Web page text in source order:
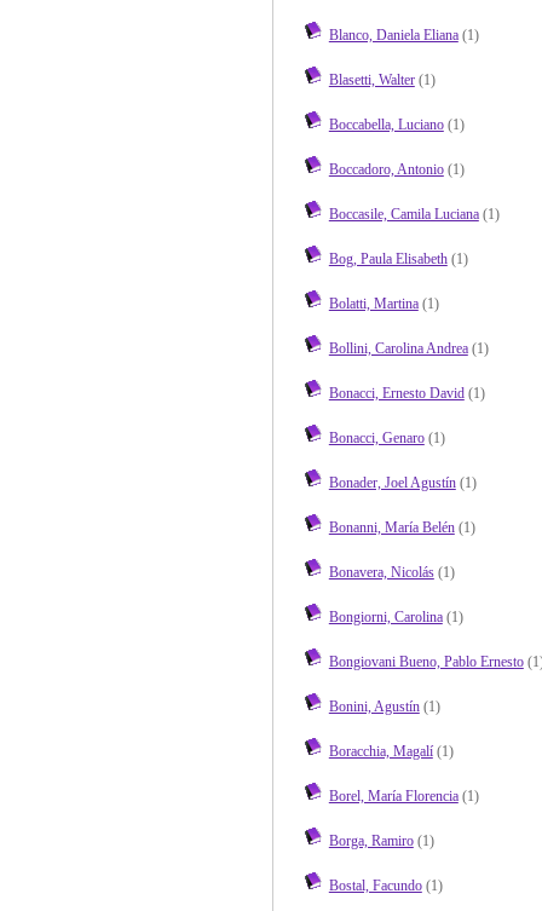
Blanco, Daniela Eliana(1)
Blasetti, Walter(1)
Boccabella, Luciano(1)
Boccadoro, Antonio(1)
Boccasile, Camila Luciana(1)
Bog, Paula Elisabeth(1)
Bolatti, Martina(1)
Bollini, Carolina Andrea(1)
Bonacci, Ernesto David(1)
Bonacci, Genaro(1)
Bonader, Joel Agustín(1)
Bonanni, María Belén(1)
Bonavera, Nicolás(1)
Bongiorni, Carolina(1)
Bongiovani Bueno, Pablo Ernesto
Bonini, Agustín(1)
Boracchia, Magalí(1)
Borel, María Florencia(1)
Borga, Ramiro(1)
Bostal, Facundo(1)